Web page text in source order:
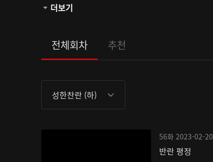
관람등급:
더보기
전체회차 추천
성한찬란 (하)
56화 2023-02-20
반란 평정